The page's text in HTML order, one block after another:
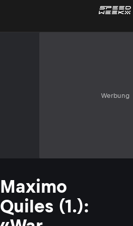
Werbung
Maximo
Quiles (1.):